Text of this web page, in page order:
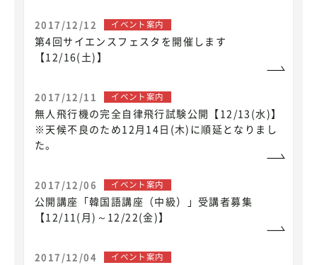
2017/12/12 イベント案内
第4回サイエンスフェスタを開催します
【12/16(土)】
2017/12/11 イベント案内
無人飛行機の完全自律飛行試験公開【12/13(水)】
※天候不良のため12月14日(木)に順延となりまし
た。
2017/12/06 イベント案内
公開講座「韓国語講座（中級）」受講者募集
【12/11(月)～12/22(金)】
2017/12/04 イベント案内